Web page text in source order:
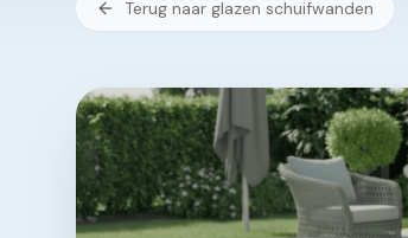
Terug naar glazen schuifwanden